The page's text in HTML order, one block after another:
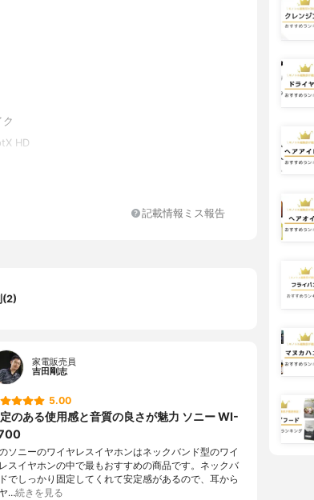
HD
記載情報ミス報告
(2)
家電販売員
吉田剛志
5.00
のある使用感と音質の良さが魅力 ソニー WI-
ソニーのワイヤレスイヤホンはネックバンド型のワイ
スイヤホンの中で最もおすすめの商品です。ネックバ
でしっかり固定してくれて安定感があるので、耳から
…続きを見る